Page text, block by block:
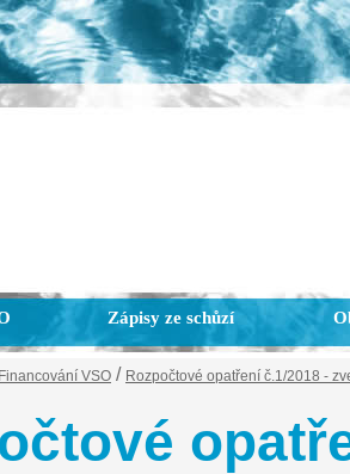
Zápisy ze schůzí
Financování VSO / Rozpočtové opatření č.1/2018 -